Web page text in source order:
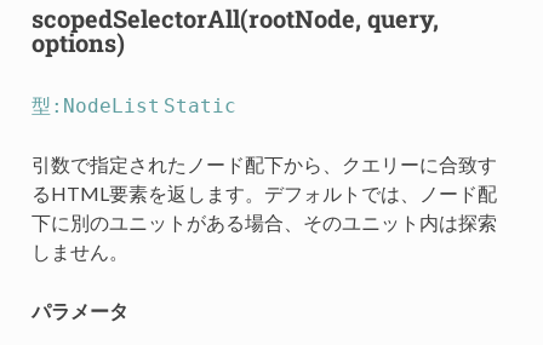
scopedSelectorAll(rootNode, query,
options)
型:NodeList Static
引数で指定されたノード配下から、クエリーに合致す
るHTML要素を返します。デフォルトでは、ノード配
下に別のユニットがある場合、そのユニット内は探索
しません。
パラメータ